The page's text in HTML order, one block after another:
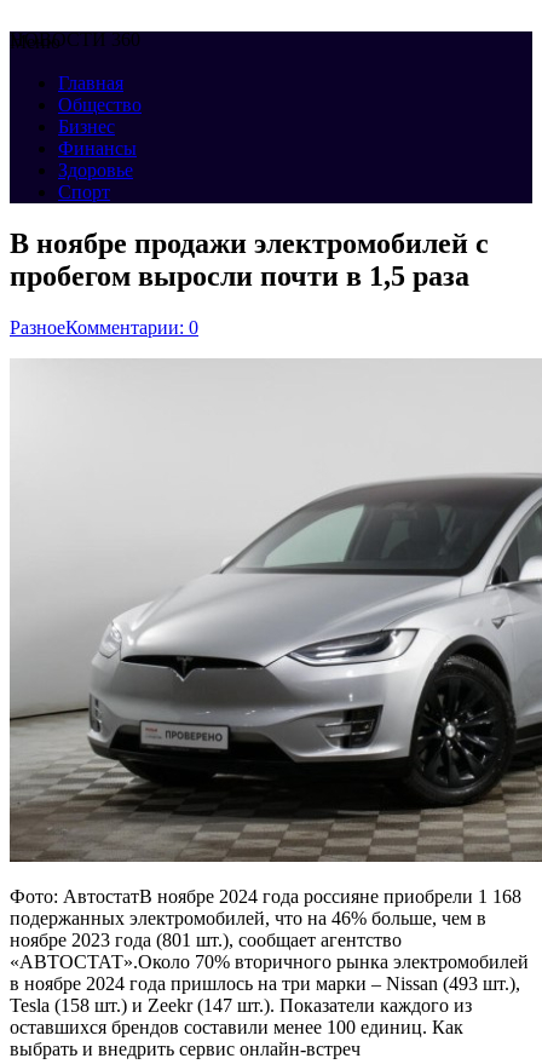
НОВОСТИ 360
Меню
Главная
Общество
Бизнес
Финансы
Здоровье
Спорт
В ноябре продажи электромобилей с
пробегом выросли почти в 1,5 раза
РазноеКомментарии: 0
Фото: АвтостатВ ноябре 2024 года россияне приобрели 1 168
подержанных электромобилей, что на 46% больше, чем в
ноябре 2023 года (801 шт.), сообщает агентство
«АВТОСТАТ».Около 70% вторичного рынка электромобилей
в ноябре 2024 года пришлось на три марки – Nissan (493 шт.),
Tesla (158 шт.) и Zeekr (147 шт.). Показатели каждого из
оставшихся брендов составили менее 100 единиц. Как
выбрать и внедрить сервис онлайн-встреч